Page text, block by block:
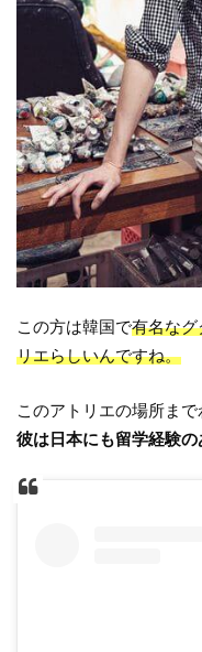
この方は韓国で有名な
リエらしいんですね。
このアトリエの場所まで
彼は日本にも留学経験の